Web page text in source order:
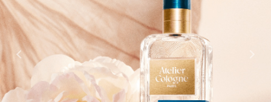
Previous